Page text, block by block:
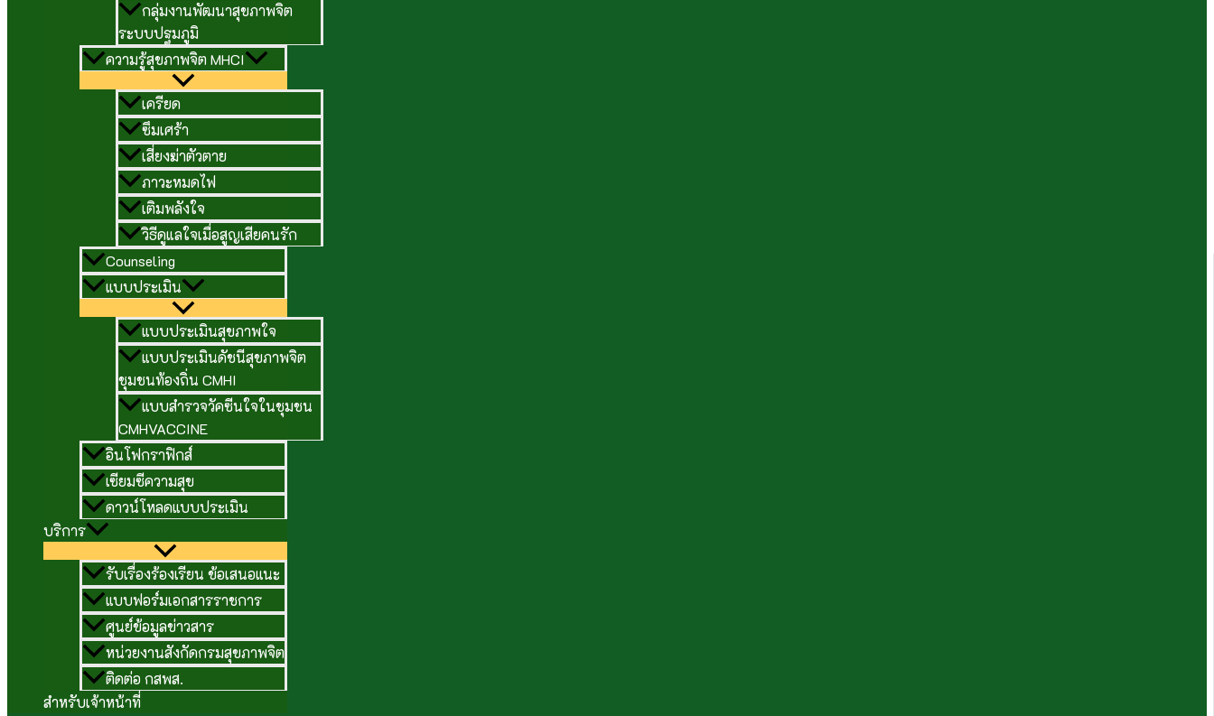
กลุ่มงานพัฒนาสุขภาพจิต
ระบบปฐมภูมิ
ความรู้สุขภาพจิต MHCI
เครียด
ซึมเศร้า
เสี่ยงฆ่าตัวตาย
ภาวะหมดไฟ
เติมพลังใจ
วิธีดูแลใจเมื่อสูญเสียคนรัก
Counseling
แบบประเมิน
แบบประเมินสุขภาพใจ
แบบประเมินดัชนีสุขภาพจิต
ชุมชนท้องถิ่น CMHI
แบบสำรวจวัคซีนใจในชุมชน
CMHVACCINE
อินโฟกราฟิกส์
เซียมซีความสุข
ดาวน์โหลดแบบประเมิน
บริการ
รับเรื่องร้องเรียน ข้อเสนอแนะ
แบบฟอร์มเอกสารราชการ
ศูนย์ข้อมูลข่าวสาร
หน่วยงานสังกัดกรมสุขภาพจิต
ติดต่อ กสพส.
สำหรับเจ้าหน้าที่